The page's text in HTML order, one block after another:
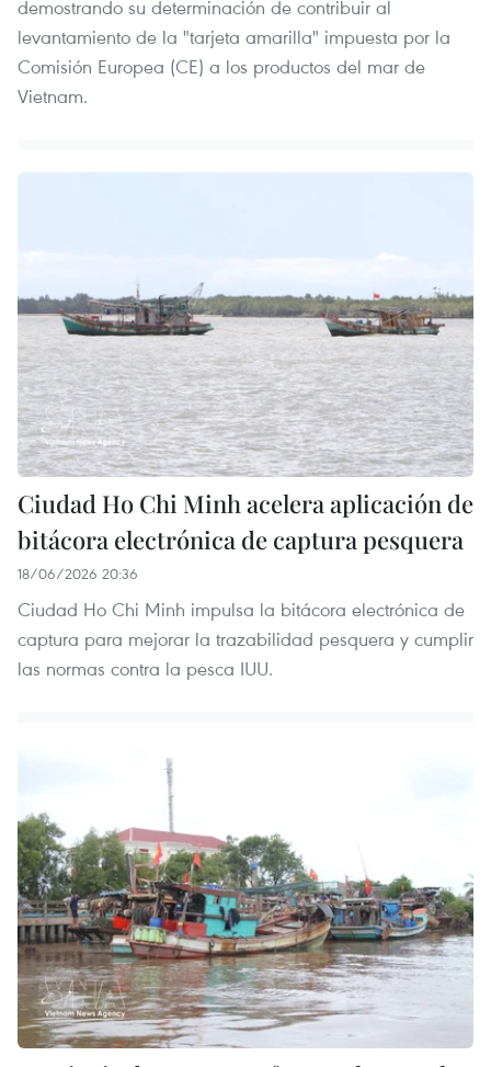
demostrando su determinación de contribuir al
levantamiento de la "tarjeta amarilla" impuesta por la
Comisión Europea (CE) a los productos del mar de
Vietnam.
Ciudad Ho Chi Minh acelera aplicación de
bitácora electrónica de captura pesquera
18/06/2026 20:36
Ciudad Ho Chi Minh impulsa la bitácora electrónica de
captura para mejorar la trazabilidad pesquera y cumplir
las normas contra la pesca IUU.